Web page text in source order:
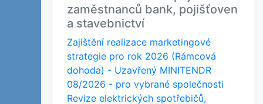
zaměstnanců bank, pojišťoven
a stavebnictví
Zajištění realizace marketingové
strategie pro rok 2026 (Rámcová
dohoda) - Uzavřený MINITENDR
08/2026 - pro vybrané společnosti
Revize elektrických spotřebičů,